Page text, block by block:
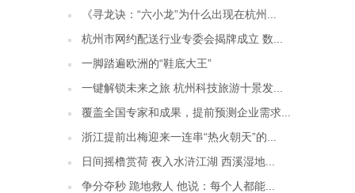
《寻龙诀：“六小龙”为什么出现在杭州...
杭州市网约配送行业专委会揭牌成立 数...
一脚踏遍欧洲的“鞋底大王”
一键解锁未来之旅 杭州科技旅游十景发...
覆盖全国专家和成果，提前预测企业需求...
浙江提前出梅迎来一连串“热火朝天”的...
日间摇橹赏荷 夜入水浒江湖 西溪湿地...
争分夺秒 跪地救人 他说：每个人都能...